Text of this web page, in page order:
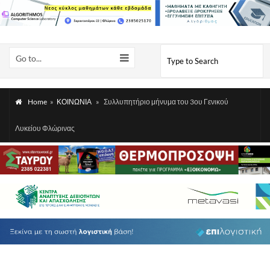
Go to...
Home » ΚΟΙΝΩΝΙΑ » Συλλυπητήριο μήνυμα του 3ου Γενικού
Λυκείου Φλώρινας